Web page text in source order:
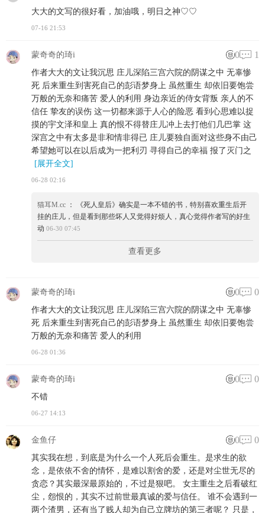
大大的文写的很好看，加油哦，明日之神♡♡
07-16 21:53
蒙奇奇的琦i 0 1
作者大大的文让我沉思 庄儿深陷三宫六院的阴谋之中 无辜惨
死 后来重生到害死自己的彭语梦身上 虽然重生 却依旧要饱尝
万般的无奈和痛苦 爱人的利用 身边亲近的侍女背叛 亲人的不
信任 挚友的误伤 这一切都来源于人心的险恶 看到心思难以捉
摸的宇文泽和皇上 真的恨不得替庄儿冲上去打他们几巴掌 这
深宫之中有太多是非和情非得已 庄儿要独自面对这些身不由己
希望她可以在以后成为一把利刃 寻得自己的幸福 报了灭门之
[展开全文]
06-28 02:16
猫耳M.cc： 《死人皇后》确实是一本不错的书，特别喜欢重生后开
挂的庄儿，但是看到那些坏人又觉得好烦人，真心觉得作者写的好生
动 06-30 07:45
查看更多
蒙奇奇的琦i 0 0
作者大大的文让我沉思 庄儿深陷三宫六院的阴谋之中 无辜惨
死 后来重生到害死自己的彭语梦身上 虽然重生 却依旧要饱尝
万般的无奈和痛苦 爱人的利用
06-28 01:36
蒙奇奇的琦i 0 0
不错
06-27 14:13
金鱼仔 0 0
其实我在想，到底是为什么一个人死后会重生。是求生的欲
念，是依依不舍的情怀，是难以割舍的爱，还是对尘世无尽的
贪恋？其实最深最原始的，不过是狠吧。 女主重生之后看破红
尘，怨恨的，其实不过前世最真诚的爱与信任。 谁不会遇到一
两个渣男，还有当了贱人却为自己立牌坊的第三者呢？ 只是，